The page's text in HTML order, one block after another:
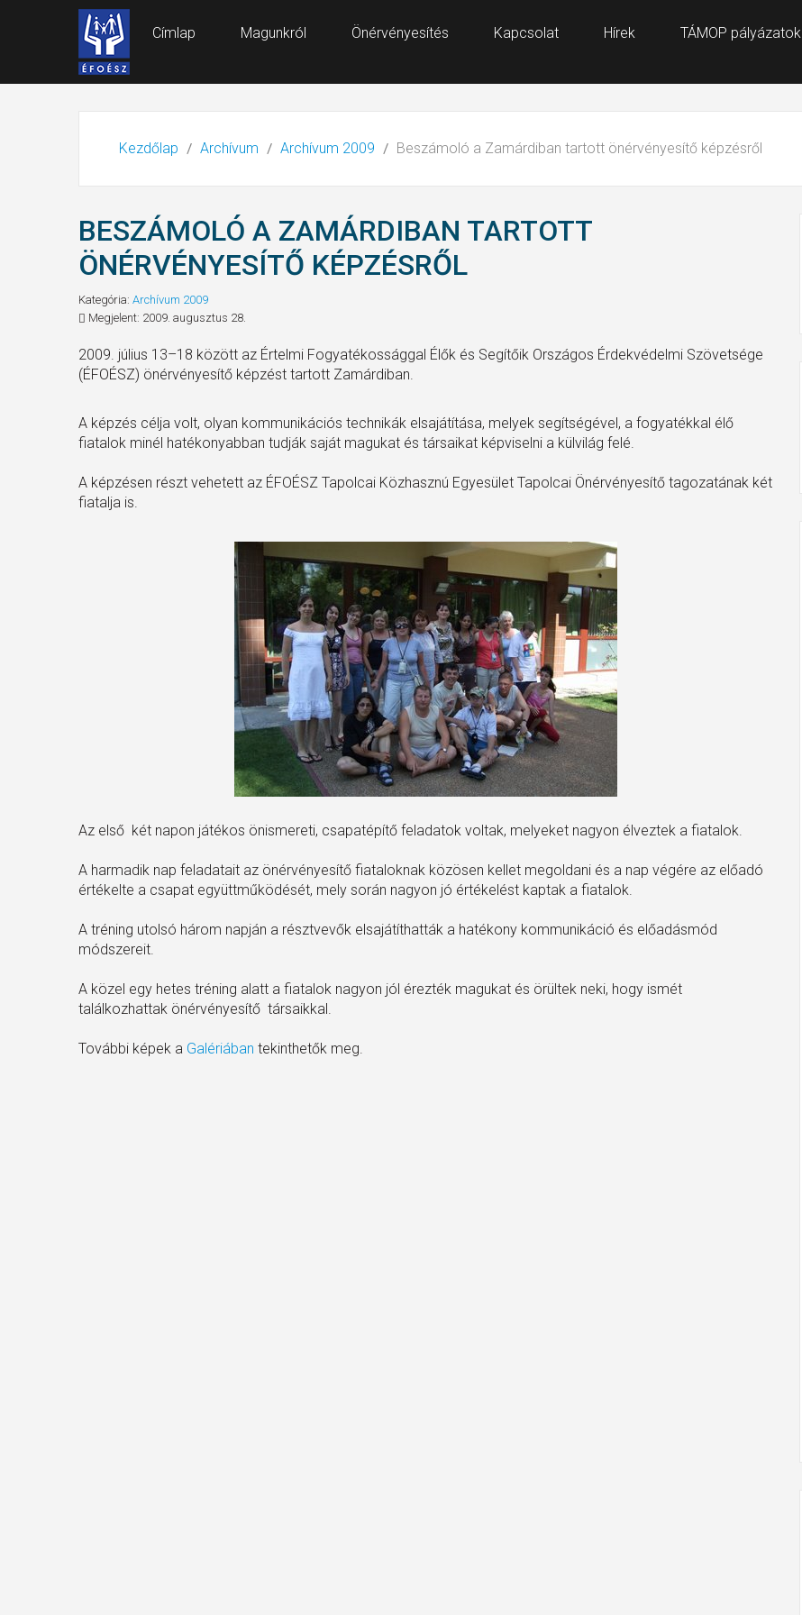
Címlap Magunkról Önérvényesítés Kapcsolat Hírek TÁMOP pályázatok
Kezdőlap Archívum Archívum 2009 Beszámoló a Zamárdiban tartott önérvényesítő képzésről
BESZÁMOLÓ A ZAMÁRDIBAN TARTOTT
ÖNÉRVÉNYESÍTŐ KÉPZÉSRŐL
Kategória: Archívum 2009
Megjelent: 2009. augusztus 28.
2009. július 13–18 között az Értelmi Fogyatékossággal Élők és Segítőik Országos Érdekvédelmi Szövetsége
(ÉFOÉSZ) önérvényesítő képzést tartott Zamárdiban.
A képzés célja volt, olyan kommunikációs technikák elsajátítása, melyek segítségével, a fogyatékkal élő
fiatalok minél hatékonyabban tudják saját magukat és társaikat képviselni a külvilág felé.
A képzésen részt vehetett az ÉFOÉSZ Tapolcai Közhasznú Egyesület Tapolcai Önérvényesítő tagozatának két
fiatalja is.
Az első két napon játékos önismereti, csapatépítő feladatok voltak, melyeket nagyon élveztek a fiatalok.
A harmadik nap feladatait az önérvényesítő fiataloknak közösen kellet megoldani és a nap végére az előadó
értékelte a csapat együttműködését, mely során nagyon jó értékelést kaptak a fiatalok.
A tréning utolsó három napján a résztvevők elsajátíthatták a hatékony kommunikáció és előadásmód
módszereit.
A közel egy hetes tréning alatt a fiatalok nagyon jól érezték magukat és örültek neki, hogy ismét
találkozhattak önérvényesítő társaikkal.
További képek a Galériában tekinthetők meg.